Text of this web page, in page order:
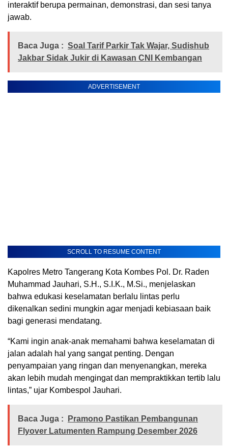
interaktif berupa permainan, demonstrasi, dan sesi tanya
jawab.
Baca Juga : Soal Tarif Parkir Tak Wajar, Sudishub
Jakbar Sidak Jukir di Kawasan CNI Kembangan
ADVERTISEMENT
SCROLL TO RESUME CONTENT
Kapolres Metro Tangerang Kota Kombes Pol. Dr. Raden
Muhammad Jauhari, S.H., S.I.K., M.Si., menjelaskan
bahwa edukasi keselamatan berlalu lintas perlu
dikenalkan sedini mungkin agar menjadi kebiasaan baik
bagi generasi mendatang.
“Kami ingin anak-anak memahami bahwa keselamatan di
jalan adalah hal yang sangat penting. Dengan
penyampaian yang ringan dan menyenangkan, mereka
akan lebih mudah mengingat dan mempraktikkan tertib lalu
lintas,” ujar Kombespol Jauhari.
Baca Juga :
Pramono Pastikan Pembangunan
Flyover Latumenten Rampung Desember 2026